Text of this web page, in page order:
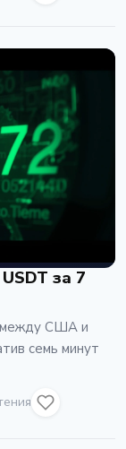
за 7
между США и
семь минут